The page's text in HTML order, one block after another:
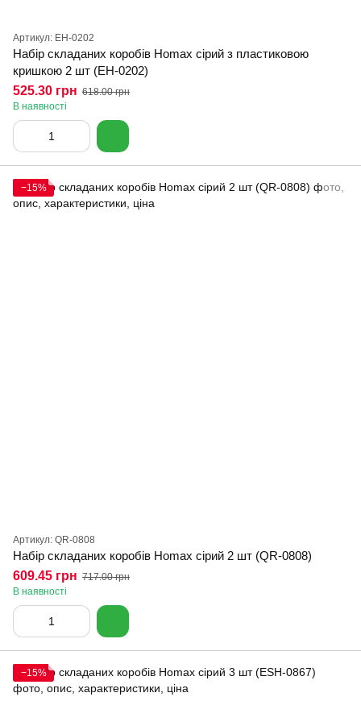
Артикул: EH-0202
Набір складаних коробів Homax сірий з пластиковою
кришкою 2 шт (EH-0202)
525.30 грн 618.00 грн
В наявності
−15%
Артикул: QR-0808
Набір складаних коробів Homax сірий 2 шт (QR-0808)
609.45 грн 717.00 грн
В наявності
−15%